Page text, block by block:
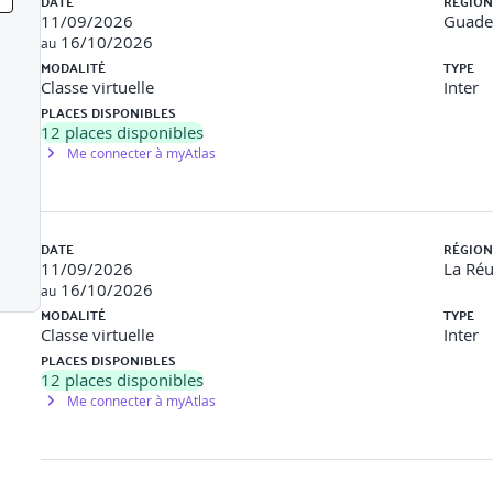
CNAME), IP lookup et géolocalisation, fingerprinting,
(Shodan, Censys, ZoomEye).
à partir de profils sociaux, corrélation cross-
time-stamping, captation de preuves (captures d’écran,
traçabilité, et conduite d’une mini-enquête manuelle et
SOURCE
open source : SpiderFoot (collecte automatisée multi-
Recon-ng (framework modulaire d’investigation).
: VirusTotal (analyse de hash, domaines, IP),
(IP, domaine, URL, hash, email, certificat, user agent,
11/09/2026
au 16/10/2026
MODALITÉ
Classe virtuelle
TYPE
Inter
PLACES DISPONIBLES
12 places disponibles
Me connecter à myAtlas
DATE
11/09/2026
au 16/10/2026
La
MODALITÉ
Classe virtuelle
TYPE
Inter
PLACES DISPONIBLES
12 places disponibles
Me connecter à myAtlas